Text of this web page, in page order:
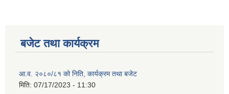
बजेट तथा कार्यक्रम
आ.व. २०८०/८१ को निति, कार्यक्रम तथा बजेट
मिति: 07/17/2023 - 11:30